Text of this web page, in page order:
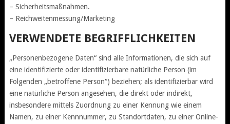
– Sicherheitsmaßnahmen.
– Reichweitenmessung/Marketing
VERWENDETE BEGRIFFLICHKEITEN
„Personenbezogene Daten“ sind alle Informationen, die sich auf
eine identifizierte oder identifizierbare natürliche Person (im
Folgenden „betroffene Person“) beziehen; als identifizierbar wird
eine natürliche Person angesehen, die direkt oder indirekt,
insbesondere mittels Zuordnung zu einer Kennung wie einem
Namen, zu einer Kennnummer, zu Standortdaten, zu einer Online-